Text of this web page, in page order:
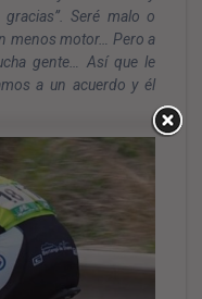
Seré malo o
menos motor… Pero a
gente… Así que le
a un acuerdo y él